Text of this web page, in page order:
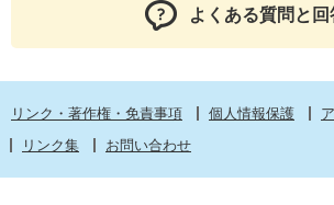
よくある質問と回
リンク・著作権・免責事項 個人情報保護
リンク集
お問い合わせ